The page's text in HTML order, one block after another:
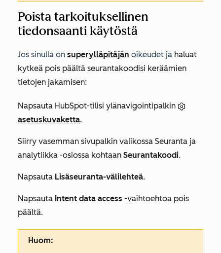
Poista tarkoituksellinen
tiedonsaanti käytöstä
Jos sinulla on superylläpitäjän oikeudet ja haluat
kytkeä pois päältä seurantakoodisi keräämien
tietojen jakamisen:
Napsauta HubSpot-tilisi ylänavigointipalkin
asetuskuvaketta.
Siirry vasemman sivupalkin valikossa Seuranta ja
analytiikka -osiossa kohtaan Seurantakoodi.
Napsauta Lisäseuranta-välilehteä.
Napsauta Intent data access -vaihtoehtoa pois
päältä.
Huom: